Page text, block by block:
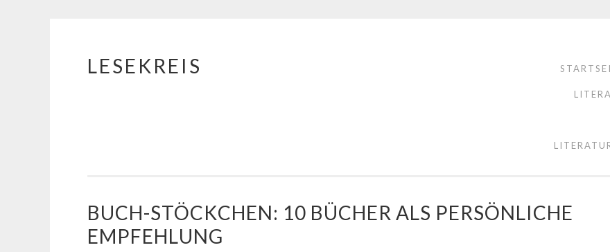
Springe
LESEKREIS
BUCH-STÖCKCHEN: 10 BÜCHER ALS PERSÖNLICHE
EMPFEHLUNG